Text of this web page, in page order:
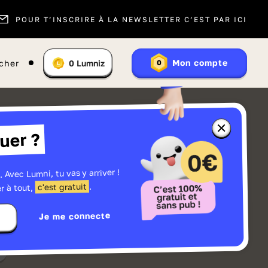
POUR T’INSCRIRE À LA NEWSLETTER C’EST PAR ICI
En
savoir
plus
les
Vous
:
0 Lumniz 0 Mon compte
Fermer
la
fenêtre
sur
Lumniz
?
Lumni, tu vas y arriver !
à tout, c'est gratuit .
Je me connecte